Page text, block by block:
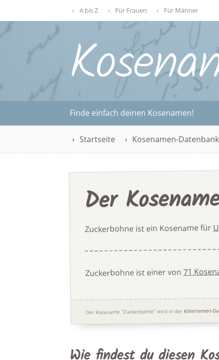
A bis Z Für Frauen Für Männer
Finde einfach deinen Kosenamen!
Startseite Kosenamen-Datenbank
Der
Zuckerbohne ist ein Kosename für
Zuckerbohne ist einer von71
Der Kosename "Zuckerbohne" wird in der Kosenamen-